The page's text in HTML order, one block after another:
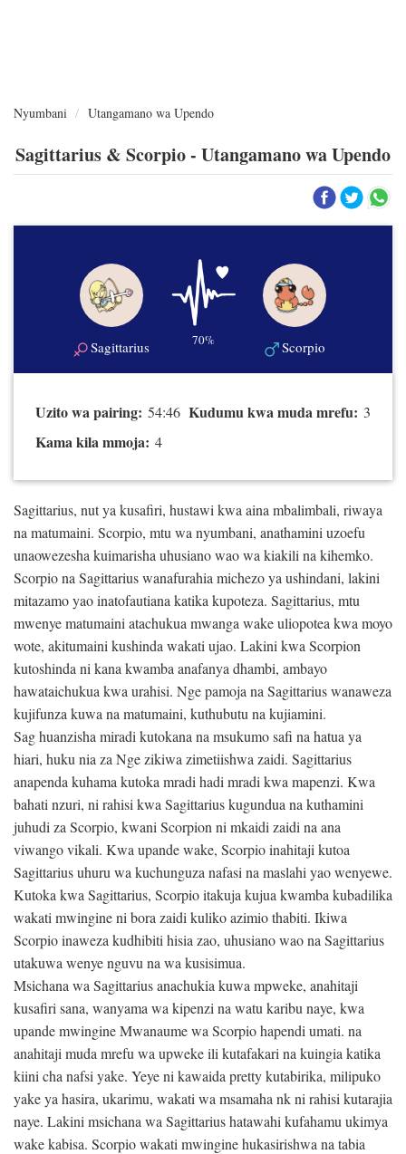
Nyumbani Utangamano wa Upendo
Sagittarius & Scorpio - Utangamano wa Upendo
Sagittarius 70% Scorpio
Uzito wa pairing: 54:46
Kama kila mmoja: 4
Kudumu kwa muda mrefu: 3
Sagittarius, nut ya kusafiri, hustawi kwa aina mbalimbali, riwaya
na matumaini. Scorpio, mtu wa nyumbani, anathamini uzoefu
unaowezesha kuimarisha uhusiano wao wa kiakili na kihemko.
Scorpio na Sagittarius wanafurahia michezo ya ushindani, lakini
mitazamo yao inatofautiana katika kupoteza. Sagittarius, mtu
mwenye matumaini atachukua mwanga wake uliopotea kwa moyo
wote, akitumaini kushinda wakati ujao. Lakini kwa Scorpion
kutoshinda ni kana kwamba anafanya dhambi, ambayo
hawataichukua kwa urahisi. Nge pamoja na Sagittarius wanaweza
kujifunza kuwa na matumaini, kuthubutu na kujiamini.
Sag huanzisha miradi kutokana na msukumo safi na hatua ya
hiari, huku nia za Nge zikiwa zimetiishwa zaidi. Sagittarius
anapenda kuhama kutoka mradi hadi mradi kwa mapenzi. Kwa
bahati nzuri, ni rahisi kwa Sagittarius kugundua na kuthamini
juhudi za Scorpio, kwani Scorpion ni mkaidi zaidi na ana
viwango vikali. Kwa upande wake, Scorpio inahitaji kutoa
Sagittarius uhuru wa kuchunguza nafasi na maslahi yao wenyewe.
Kutoka kwa Sagittarius, Scorpio itakuja kujua kwamba kubadilika
wakati mwingine ni bora zaidi kuliko azimio thabiti. Ikiwa
Scorpio inaweza kudhibiti hisia zao, uhusiano wao na Sagittarius
utakuwa wenye nguvu na wa kusisimua.
Msichana wa Sagittarius anachukia kuwa mpweke, anahitaji
kusafiri sana, wanyama wa kipenzi na watu karibu naye, kwa
upande mwingine Mwanaume wa Scorpio hapendi umati. na
anahitaji muda mrefu wa upweke ili kutafakari na kuingia katika
kiini cha nafsi yake. Yeye ni kawaida pretty kutabirika, milipuko
yake ya hasira, ukarimu, wakati wa msamaha nk ni rahisi kutarajia
naye. Lakini msichana wa Sagittarius hatawahi kufahamu ukimya
wake kabisa. Scorpio wakati mwingine hukasirishwa na tabia